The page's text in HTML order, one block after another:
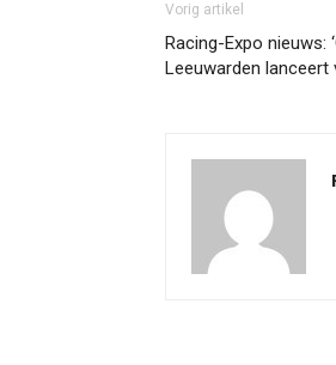
Vorig artikel
Racing-Expo nieuws:
Leeuwarden lanceert